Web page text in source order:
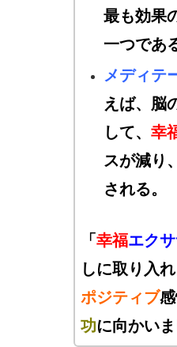
最も効果
一つであ
メディテ
えば、 脳
して、 幸
スが減り、
される。
「 幸福エク
しに取り入れ
ポジティブ
功に向かい